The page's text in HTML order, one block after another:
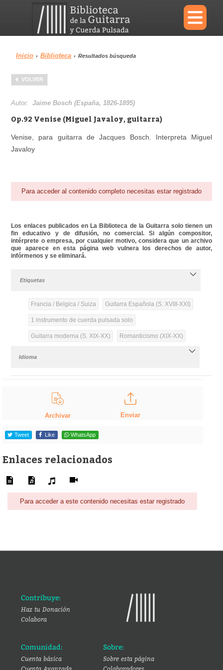
×
Menu
Biblioteca
Área personal
Inicio › Biblioteca › Resultados búsqueda
VOLVER
Autor:Jaime Bosch (España, 1826-1895)
Op.92 Venise (Miguel Javaloy, guitarra)
Venise, para guitarra de Jacques Bosch. Interpreta Miguel
Javaloy
Para acceder al contenido completo necesitas estar registrado
Los enlaces publicados en La Biblioteca de la Guitarra solo tienen un
fin educativo y de difusión, no comercial. Si algún compositor,
intérprete o empresa, por cualquier motivo, considera que un archivo
que aparece en esta página web vulnera los derechos de autor,
infórmenos y se eliminará.
Etiquetas
Francia / Belgica / Suiza Guitarra Española (S. XVIII-XXI)
1 instrumento de cuerda pulsada solo
Guitarra moderna (S. XIX-XX) Romanticismo (XIX-XX)
Idioma
Archivar Enviar
Tweet Like WhatsApp
Enlaces relacionados
Para acceder a este contenido necesitas estar registrado
Contribuye:
Haz tu Donación
Colabora
Comunidad:
Cuenta básica
Sobre:
Sobre esta página